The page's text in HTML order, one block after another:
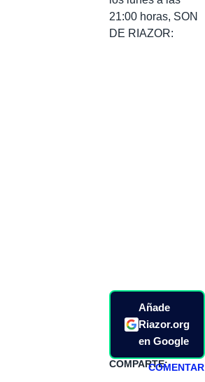
21:00 horas, SON
DE RIAZOR:
Añade
Riazor.org
en Google
COMPARTE:COMENTAR